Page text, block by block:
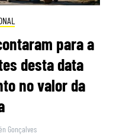
para a
desta data
no valor da
Gonçalves